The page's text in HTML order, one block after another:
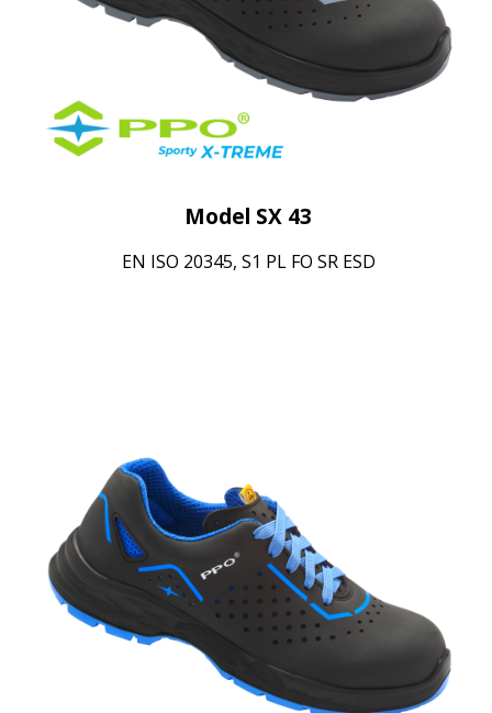
Model SX 43
EN ISO 20345, S1 PL FO SR ESD